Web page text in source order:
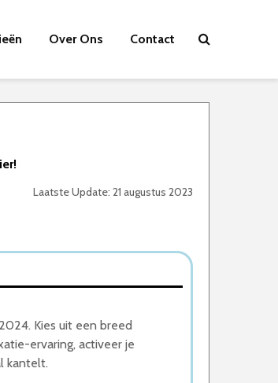
Over Ons Contact
Laatste Update: 21 augustus 2023
Kies uit een breed
ervaring, activeer je
kantelt.